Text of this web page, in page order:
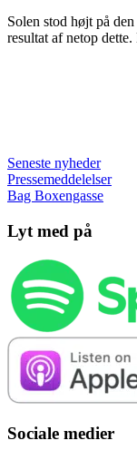
Solen stod højt på
resultat af netop
Seneste nyheder
Pressemeddelelser
Bag Boxengasse
Lyt med på
Sociale medier